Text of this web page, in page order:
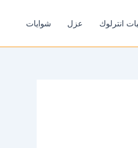
انترلوك عزل شوايات